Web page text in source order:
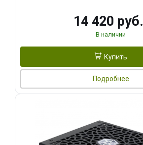
14 420 руб.
В наличии
Купить
Подробнее